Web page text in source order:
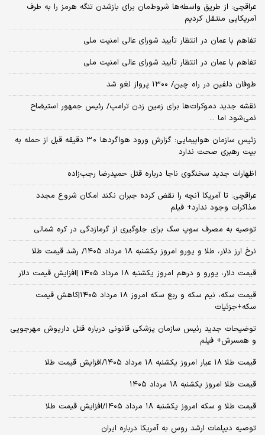
عراقچی: از طریق واسطه‌ها شروط‌مان برای بازشدن تنگه هرمز را به طرف
آمریکایی منتقل کردیم
تفاهم با عمان در انتظار تأیید شورای عالی امنیت ملی
تفاهم با عمان در انتظار تأیید شورای عالی امنیت ملی
طوفان دلفین در راه چین/ ۱۳۰۰ پرواز لغو شد
نقشه جدید دموکرات‌ها برای زمین زدن ترامپ/ رئیس جمهور استیضاح
نمی‌شود اما ...
زئیس سازمان هواپیمایی: گزارش ورود هواگردها ٣٠ دقیقه قبل از حمله به
بیت رهبری صحت ندارد
اظهارات جدید سخنگوی ناجا درباره قتل حمیدرضا رجب‌زاده
عراقچی: تا آمریکا آنچه را نقض کرده جبران نکند امکان شروع مجدد
مذاکرات وجود ندارد+ فیلم
توصیه به مصرف سوپ سگ برای جلوگیری از گرمازدگی در کره شمالی
نرخ ارز دلار، طلا و یورو امروز یکشنبه ۱۸ مرداد ۱۴۰۵/ رشد قیمت طلا
قیمت دلار، یورو و درهم امروز یکشنبه ۱۸ مرداد ۱۴۰۵ |افزایش قیمت دلار
قیمت سکه، نیم سکه و ربع سکه امروز ۱۸ مرداد ۱۴۰۵|کاهش قیمت
سکه+جزئیات
توضیحات جدید رئیس سازمان پزشکی قانونی درباره قتل داریوش مهرجویی
و همسرش+ فیلم
قیمت طلا ۱۸ عیار امروز یکشنبه ۱۸ مرداد ۱۴۰۵/افزایش قیمت طلا
قیمت طلا امروز یکشنبه ۱۸ مرداد ۱۴۰۵
قیمت طلا و سکه امروز یکشنبه ۱۸ مرداد ۱۴۰۵/افزایش قیمت طلا
توصیه دیپلمات ارشد روس به آمریکا درباره ایران